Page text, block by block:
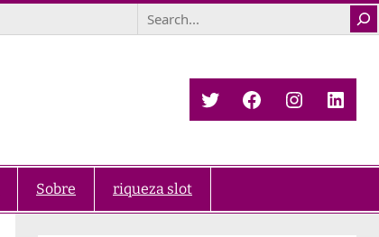
Search
TwitterFacebook
Sobre riqueza slot